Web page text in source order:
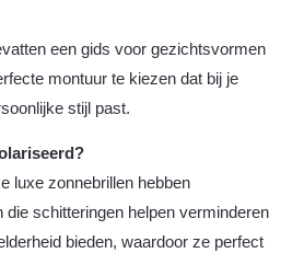
een gids voor gezichtsvormen
montuur te kiezen dat bij je
stijl past.
luxe zonnebrillen hebben
die schitteringen helpen verminderen
bieden, waardoor ze perfect